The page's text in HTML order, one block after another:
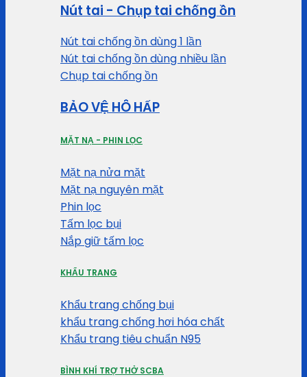
Nút tai - Chụp tai chống ồn
Nút tai chống ồn dùng 1 lần
Nút tai chống ồn dùng nhiều lần
Chụp tai chống ồn
BẢO VỆ HÔ HẤP
MẶT NẠ - PHIN LỌC
Mặt nạ nửa mặt
Mặt nạ nguyên mặt
Phin lọc
Tấm lọc bụi
Nắp giữ tấm lọc
KHẨU TRANG
Khẩu trang chống bụi
khẩu trang chống hơi hóa chất
Khẩu trang tiêu chuẩn N95
BÌNH KHÍ TRỢ THỞ SCBA